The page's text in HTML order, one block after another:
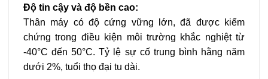
Độ tin cậy và độ bền cao:
Thân máy có độ cứng vững lớn, đã được kiểm
chứng trong điều kiện môi trường khắc nghiệt từ
-40°C đến 50°C. Tỷ lệ sự cố trung bình hằng năm
dưới 2%, tuổi thọ đại tu dài.